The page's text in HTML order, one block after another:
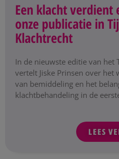
Een klacht verdient
onze publicatie in
Klachtrecht
In de nieuwste editie van het
vertelt Jiske Prinsen over het
van bemiddeling en het
klachtbehandeling in de
LEES